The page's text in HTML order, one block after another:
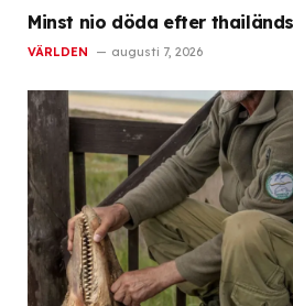
Minst nio döda efter
VÄRLDEN augusti 7, 2026